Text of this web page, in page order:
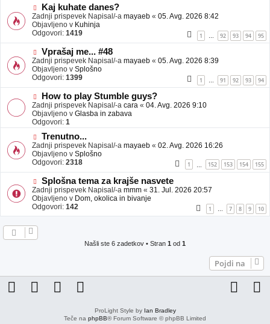
b
a
v
e
N
o
v
e
b
a
v
e
Kaj kuhate danes?
Zadnji prispevek Napisal/-a mayaeb « 05. Avg. 2026 8:42
Objavljeno v Kuhinja
Odgovori: 1419 1 … 92 93 94 95
N
o
v
e
b
a
v
e
Vprašaj me... #48
Zadnji prispevek Napisal/-a mayaeb « 05. Avg. 2026 8:39
Objavljeno v Splošno
Odgovori: 1399 1 91 92 93 94
N
o
v
e
o
b
j
a
v
e
How to play Stumble guys?
Zadnji prispevek Napisal/-a cara « 04. Avg. 2026 9:10
Objavljeno v Glasba in zabava
Odgovori: 1
N
o
v
e
o
b
a
v
e
Trenutno...
Zadnji prispevek Napisal/-a mayaeb « 02. Avg. 2026 16:26
Objavljeno v Splošno
Odgovori: 2318 1 152 153 154 155
N
o
v
e
o
Splošna tema za krajše nasvete
Zadnji prispevek Napisal/-a mmm « 31. Jul. 2026 20:57
Objavljeno v Dom, okolica in bivanje
Odgovori: 142 1 … 7 8 9 10
Našli ste 6 zadetkov • Stran 1 od 1
Pojdi na
ProLight Style by Ian Bradley
Teče na phpBB® Forum Software © phpBB Limited